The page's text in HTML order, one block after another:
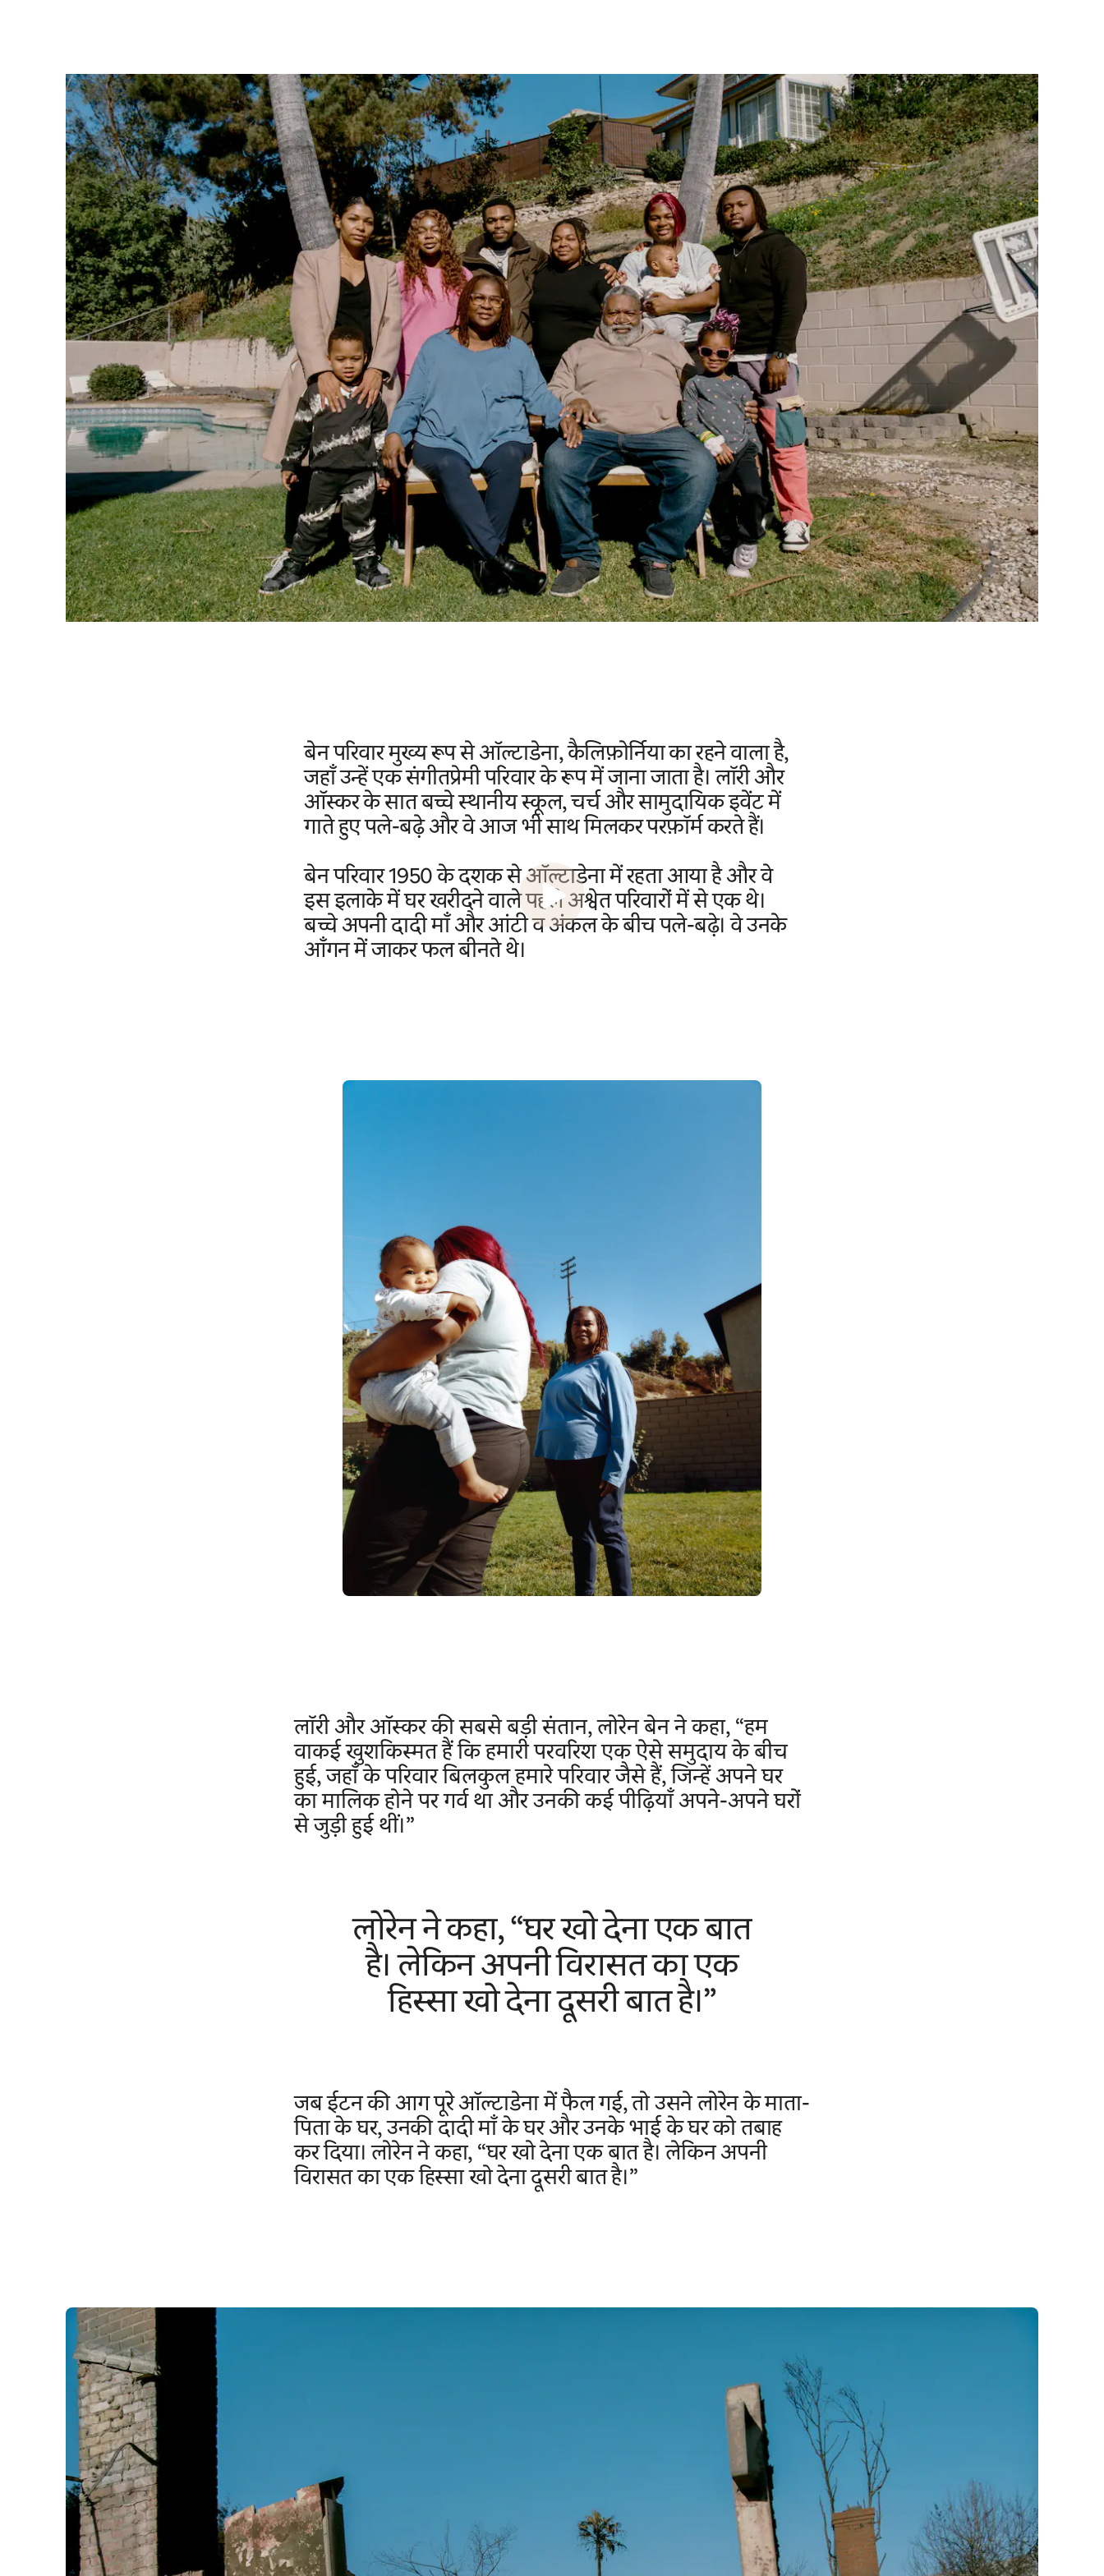
बेन परिवार मुख्य रूप से ऑल्टाडेना, कैलिफ़ोर्निया का रहने वाला है,
जहाँ उन्हें एक संगीतप्रेमी परिवार के रूप में जाना जाता है। लॉरी और
ऑस्कर के सात बच्चे स्थानीय स्कूल, चर्च और सामुदायिक इवेंट में
गाते हुए पले-बढ़े और वे आज भी साथ मिलकर परफ़ॉर्म करते हैं।
बेन परिवार 1950 के दशक से ऑल्टाडेना में रहता आया है और वे
इस इलाके में घर खरीदने वाले पहले अश्वेत परिवारों में से एक थे।
बच्चे अपनी दादी माँ और आंटी व अंकल के बीच पले-बढ़े। वे उनके
आँगन में जाकर फल बीनते थे।
लॉरी और ऑस्कर की सबसे बड़ी संतान, लोरेन बेन ने कहा, “हम
वाकई खुशकिस्मत हैं कि हमारी परवरिश एक ऐसे समुदाय के बीच
हुई, जहाँ के परिवार बिलकुल हमारे परिवार जैसे हैं, जिन्हें अपने घर
का मालिक होने पर गर्व था और उनकी कई पीढ़ियाँ अपने-अपने घरों
से जुड़ी हुई थीं।”
लोरेन ने कहा, “घर खो देना एक बात
है। लेकिन अपनी विरासत का एक
हिस्सा खो देना दूसरी बात है।”
जब ईटन की आग पूरे ऑल्टाडेना में फैल गई, तो उसने लोरेन के माता-
पिता के घर, उनकी दादी माँ के घर और उनके भाई के घर को तबाह
कर दिया। लोरेन ने कहा, “घर खो देना एक बात है। लेकिन अपनी
विरासत का एक हिस्सा खो देना दूसरी बात है।”